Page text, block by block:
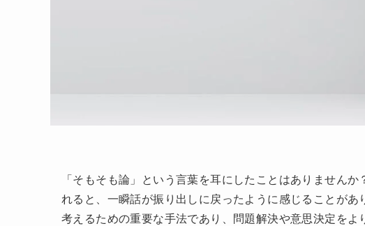
「そもそも論」という言葉を耳にしたことはありません
れると、一瞬話が振り出しに戻ったように感じることが
考えるための重要な手法であり、問題解決や意思決定をよ